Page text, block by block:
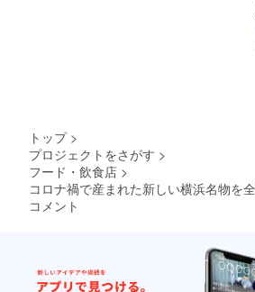
トップ >
プロジェクトをさがす >
フード・飲食店 >
コロナ禍で産まれた新しい横浜名物を
コメント